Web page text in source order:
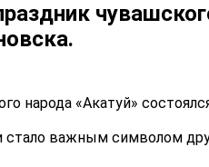
народа «Акатуй»
важным символом